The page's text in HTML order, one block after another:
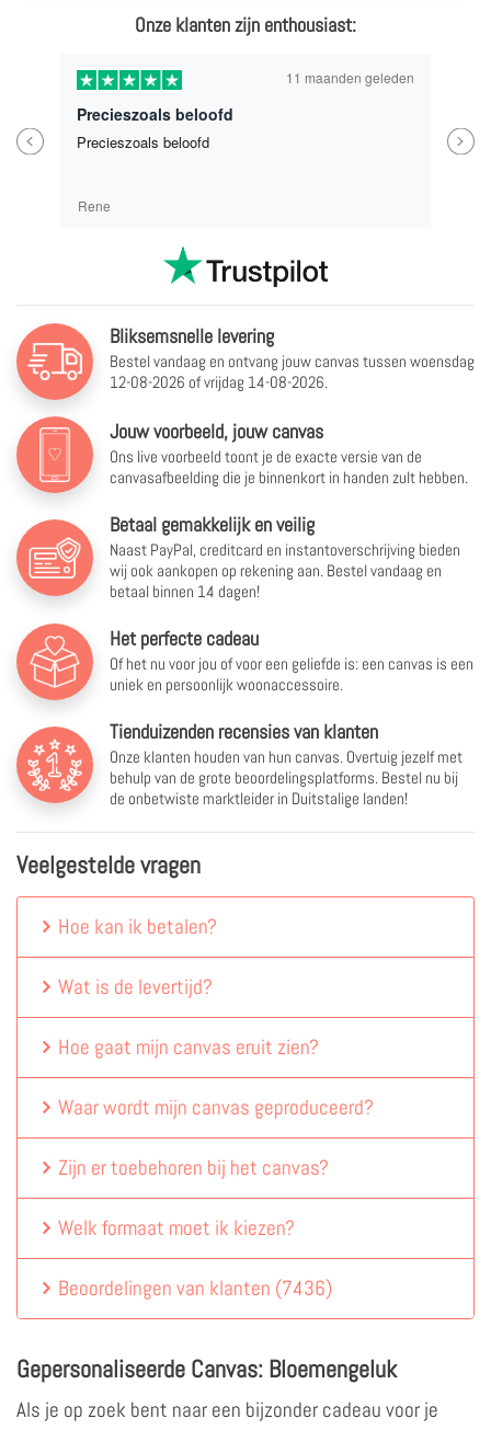
Onze klanten zijn enthousiast:
Previous
11 maanden geleden
Precieszoals beloofd
Precieszoals beloofd
Rene
Next
Bliksemsnelle levering
Bestel vandaag en ontvang jouw canvas tussen woensdag
12-08-2026 of vrijdag 14-08-2026.
Jouw voorbeeld, jouw canvas
Ons live voorbeeld toont je de exacte versie van de
canvasafbeelding die je binnenkort in handen zult hebben.
Betaal gemakkelijk en veilig
Naast PayPal, creditcard en instantoverschrijving bieden
wij ook aankopen op rekening aan. Bestel vandaag en
betaal binnen 14 dagen!
Het perfecte cadeau
Of het nu voor jou of voor een geliefde is: een canvas is een
uniek en persoonlijk woonaccessoire.
Tienduizenden recensies van klanten
Onze klanten houden van hun canvas. Overtuig jezelf met
behulp van de grote beoordelingsplatforms. Bestel nu bij
de onbetwiste marktleider in Duitstalige landen!
Veelgestelde vragen
Hoe kan ik betalen?
Wat is de levertijd?
Hoe gaat mijn canvas eruit zien?
Waar wordt mijn canvas geproduceerd?
Zijn er toebehoren bij het canvas?
Welk formaat moet ik kiezen?
Beoordelingen van klanten (7436)
Gepersonaliseerde Canvas: Bloemengeluk
Als je op zoek bent naar een bijzonder cadeau voor je